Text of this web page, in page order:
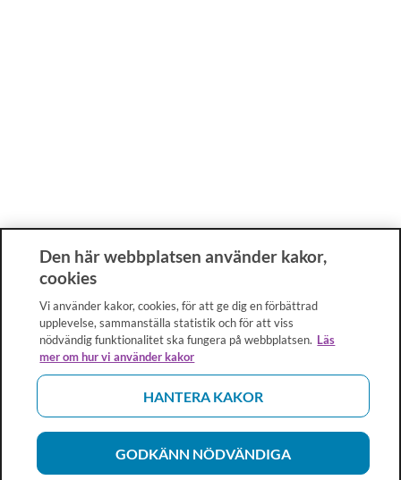
Den här webbplatsen använder kakor,
cookies
Vi använder kakor, cookies, för att ge dig en förbättrad
upplevelse, sammanställa statistik och för att viss
nödvändig funktionalitet ska fungera på webbplatsen. Läs
mer om hur vi använder kakor
HANTERA KAKOR
GODKÄNN NÖDVÄNDIGA